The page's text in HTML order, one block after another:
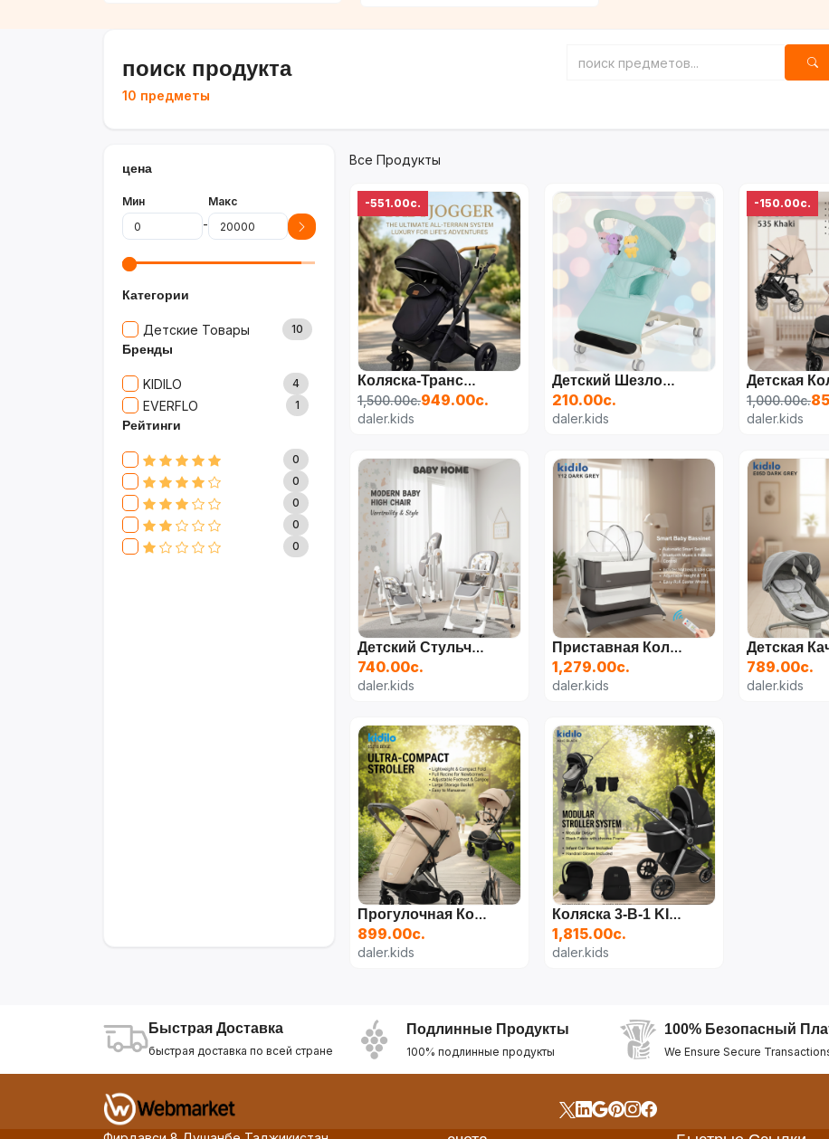
поиск продукта
10 предметы
цена
Мин
-
Макс
Категории
Детские Товары 10
Бренды
KIDILO 4
EVERFLO 1
Рейтинги
0
0
0
0
0
Все Продукты
-551.00с.
Коляска-Трансформер Everflo 787-1
1,500.00с.949.00с.
daler.kids
Детский Шезлонг-Баунсер 2-В-1
210.00с.
daler.kids
-150.00с.
1,000.00с.
daler.kids
Детский Стульчик Для Кормления 3 В 1 (складной)
740.00с.
daler.kids
Приставная Колыбель-Качалка KIDILO Y12
1,279.00с.
daler.kids
789.00с.
daler.kids
Прогулочная Коляска KIDILO 6521B
899.00с.
daler.kids
Коляска 3-В-1 KIDILO A8+C (чёрная / Серая / Хаки/зелёная)
1,815.00с.
daler.kids
Быстрая Доставка
быстрая доставка по всей стране
Подлинные Продукты
100% подлинные продукты
100% Безопасный
We Ensure Secure